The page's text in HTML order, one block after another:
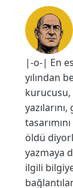
|-o-| En
yılından
kurucusu,
öldü
yazmaya
ilgili